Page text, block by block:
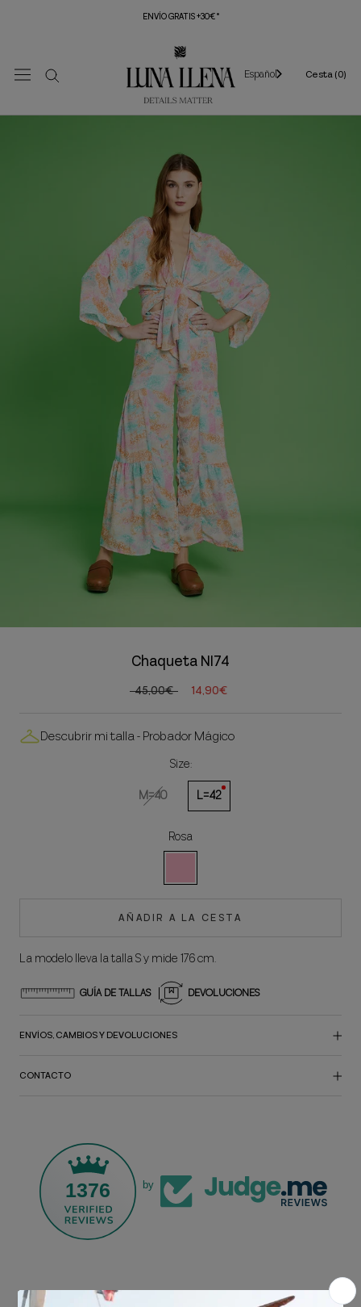
ENVÍO GRATIS +30€*
Español Cesta (0)
Chaqueta NI74
45,00€ 14,90€
Descubrir mi talla - Probador Mágico
Size:
M=40
L=42
Rosa
AÑADIR A LA CESTA
La modelo lleva la talla S y mide 176 cm.
GUÍA DE TALLAS DEVOLUCIONES
ENVÍOS, CAMBIOS Y DEVOLUCIONES
CONTACTO
1376 by